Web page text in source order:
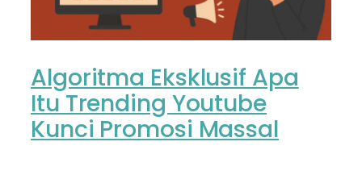
Algoritma Eksklusif Apa
Itu Trending Youtube
Kunci Promosi Massal